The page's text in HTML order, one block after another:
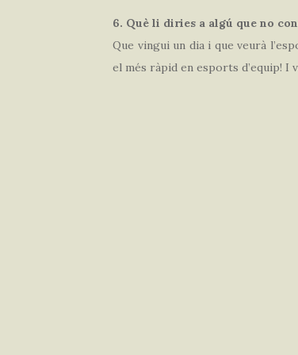
6. Què li diries a algú que no
Que vingui un dia i que veurà
el més ràpid en esports d’equip! I